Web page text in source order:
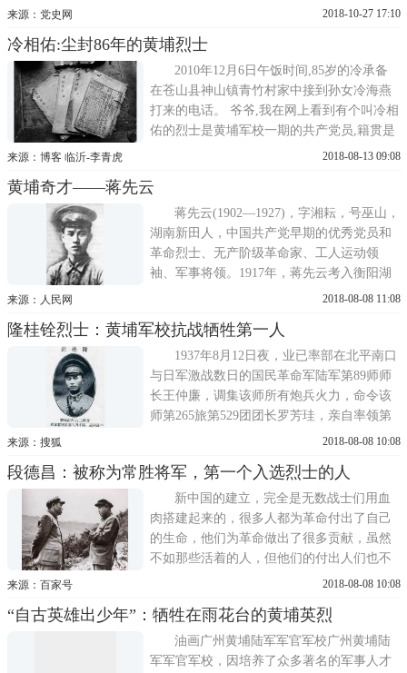
道，赵一曼是赫赫有名的黄埔军校女生队的
柔情的女人。赵一曼(1905-1936)，原名李坤
泰，学名李淑宁，又名李一超，四川宜宾
人，1926年加入中国共产党
来源：党史网 2018-10-27 17:10
冷相佑:尘封86年的黄埔烈士
2010年12月6日午饭时间,85岁的冷承备
在苍山县神山镇青竹村家中接到孙女冷海燕
打来的电话。 爷爷,我在网上看到有个叫冷相
佑的烈士是黄埔军校一期的共产党员,籍贯是
咱青竹村,他是不是我太爷爷啊?老人听后沉
道亲生父亲冷相佑是中共早期创建人民军队
的见证者和参与者、黄埔军校一期的共产党
员。1924年6月冷相佑在黄...
来源：博客 临沂-李青虎 2018-08-13 09:08
黄埔奇才——蒋先云
蒋先云(1902—1927)，字湘耘，号巫山，
湖南新田人，中国共产党早期的优秀党员和
革命烈士、无产阶级革命家、工人运动领
袖、军事将领。1917年，蒋先云考入衡阳湖
南省立第三师范学校。1919年，蒋先云参加
选为总干事。1921年，蒋先云等发起成立进
步团体心社，宣传新文化。不久加入中国社
会主义青年团，同年冬加入中国共...
来源：人民网 2018-08-08 11:08
隆桂铨烈士：黄埔军校抗战牺牲第一人
1937年8月12日夜，业已率部在北平南口
与日军激战数日的国民革命军陆军第89师师
长王仲廉，调集该师所有炮兵火力，命令该
师第265旅第529团团长罗芳珪，亲自率领第
三营的第七、九两连，向下午占领南口镇阵
杀声震天。笔名小方的战地记者方大曾，曾
在前一年到绥远采访过该部，此时，又见证
了这场无比激烈的战斗：第七连...
来源：搜狐 2018-08-08 10:08
段德昌：被称为常胜将军，第一个入选烈士的人
新中国的建立，完全是无数战士们用血
肉搭建起来的，很多人都为革命付出了自己
的生命，他们为革命做出了很多贡献，虽然
不如那些活着的人，但他们的付出人们也不
会忘记，段德昌就是其中之一。他曾比彭德
士。段德昌生长于湖南的农村，但他的家人
都读过书，所以他从小就受到了比较好的教
育，他从小就和毛泽东相识，从那...
来源：百家号 2018-08-08 10:08
“自古英雄出少年”：牺牲在雨花台的黄埔英烈
油画广州黄埔陆军军官军校广州黄埔陆
军军官军校，因培养了众多著名的军事人才